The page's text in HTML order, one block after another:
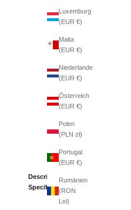
Luxemburg
(EUR €)
Malta
(EUR €)
Niederlande
(EUR €)
Österreich
(EUR €)
Polen
(PLN zł)
Portugal
(EUR €)
Rumänien
(RON
Lei)
Description
Specifications